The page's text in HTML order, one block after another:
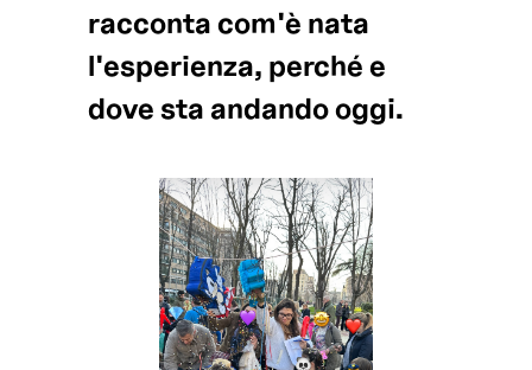
racconta com'è nata
l'esperienza, perché e
dove sta andando oggi.